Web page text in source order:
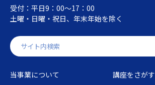
受付：平日9：00～17：00
土曜・日曜・祝日、年末年始を除く
当事業について
講座をさがす